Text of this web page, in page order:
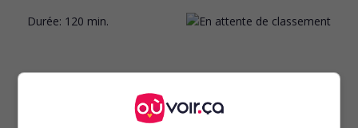
Durée: 120 min.